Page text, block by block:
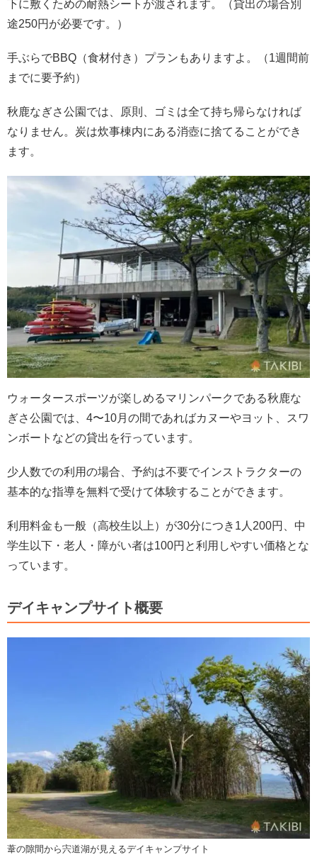
下に敷くための耐熱シートが渡されます。（貸出の場合別
途250円が必要です。）
手ぶらでBBQ（食材付き）プランもありますよ。（1週間前
までに要予約）
秋鹿なぎさ公園では、原則、ゴミは全て持ち帰らなければ
なりません。炭は炊事棟内にある消壺に捨てることができ
ます。
ウォータースポーツが楽しめるマリンパークである秋鹿な
ぎさ公園では、4〜10月の間であればカヌーやヨット、スワ
ンボートなどの貸出を行っています。
少人数での利用の場合、予約は不要でインストラクターの
基本的な指導を無料で受けて体験することができます。
利用料金も一般（高校生以上）が30分につき1人200円、中
学生以下・老人・障がい者は100円と利用しやすい価格とな
っています。
デイキャンプサイト概要
葦の隙間から宍道湖が見えるデイキャンプサイト